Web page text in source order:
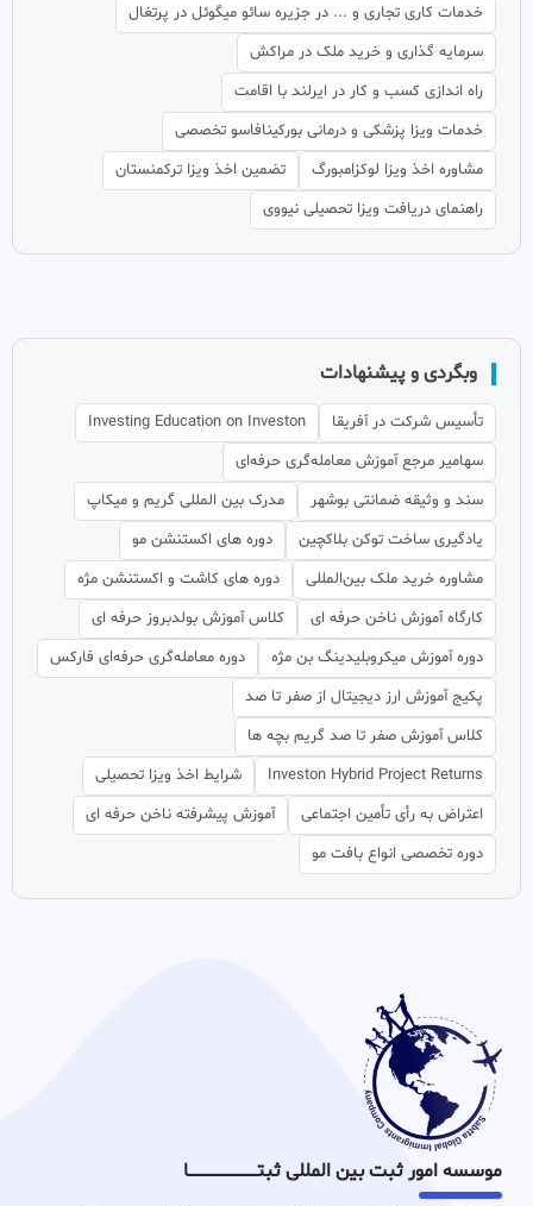
خدمات کاری تجاری و ... در جزیره سائو میگوئل در پرتغال
سرمایه گذاری و خرید ملک در مراکش
راه اندازی کسب و کار در ایرلند با اقامت
خدمات ویزا پزشکی و درمانی بورکینافاسو تخصصی
مشاوره اخذ ویزا لوکزامبورگ
تضمین اخذ ویزا ترکمنستان
راهنمای دریافت ویزا تحصیلی نیووی
وبگردی و پیشنهادات
تأسیس شرکت در آفریقا
Investing Education on Investon
سهامیر مرجع آموزش معامله‌گری حرفه‌ای
سند و وثیقه ضمانتی بوشهر
مدرک بین المللی گریم و میکاپ
یادگیری ساخت توکن بلاکچین
دوره های اکستنشن مو
مشاوره خرید ملک بین‌المللی
دوره های کاشت و اکستنشن مژه
کارگاه آموزش ناخن حرفه ای
کلاس آموزش بولدبروز حرفه ای
دوره آموزش میکروبلیدینگ بن مژه
دوره معامله‌گری حرفه‌ای فارکس
پکیج آموزش ارز دیجیتال از صفر تا صد
کلاس آموزش صفر تا صد گریم بچه ها
Investon Hybrid Project Returns
شرایط اخذ ویزا تحصیلی
اعتراض به رأی تأمین اجتماعی
آموزش پیشرفته ناخن حرفه ای
دوره تخصصی انواع بافت مو
موسسه امور ثبت بین المللی ثبتـــــــــــــــــــــــــــــا